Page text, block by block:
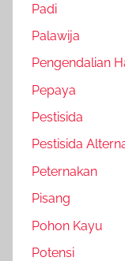
Padi
Palawija
Pengendalian
Pepaya
Pestisida
Pestisida
Peternakan
Pisang
Pohon Kayu
Potensi